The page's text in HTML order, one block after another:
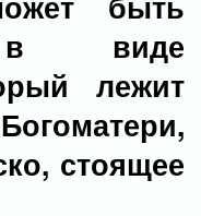
в виде
лежит
стоящее